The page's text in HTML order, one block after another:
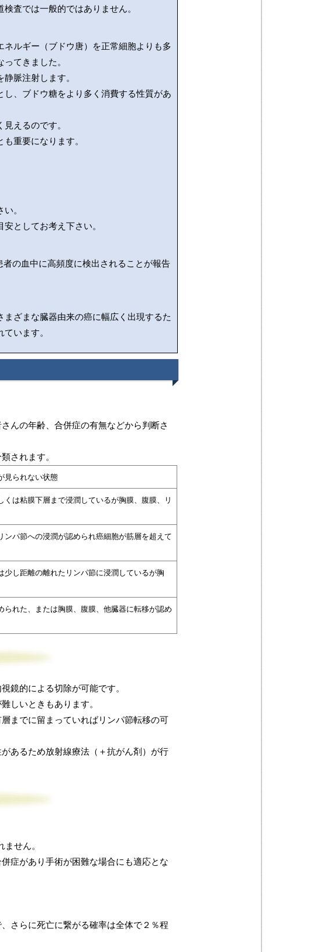
査では一般的ではありません。
ルギー（ブドウ唐）を正常細胞よりも多
てきました。
脈注射します。
、ブドウ糖をより多く消費する性質があ
えるのです。
重要になります。
。
としてお考え下さい。
の血中に高頻度に検出されることが報告
ざまな臓器由来の癌に幅広く出現するた
います。
んの年齢、合併症の有無などから判断さ
されます。
見られない状態
は粘膜下層まで浸潤しているが胸膜、腹膜、リ
パ節への浸潤が認められ癌細胞が筋層を超えて
し距離の離れたリンパ節に浸潤しているが胸
れた、または胸膜、腹膜、他臓器に転移が認め
鏡的による切除が可能です。
しいときもあります。
までに留まっていればリンパ節転移の可
あるため放射線療法（＋抗がん剤）が行
せん。
症があり手術が困難な場合にも適応とな
さらに死亡に繋がる確率は全体で２％程